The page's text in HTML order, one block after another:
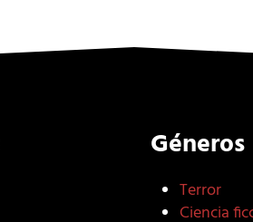
Géneros
Terror
Ciencia